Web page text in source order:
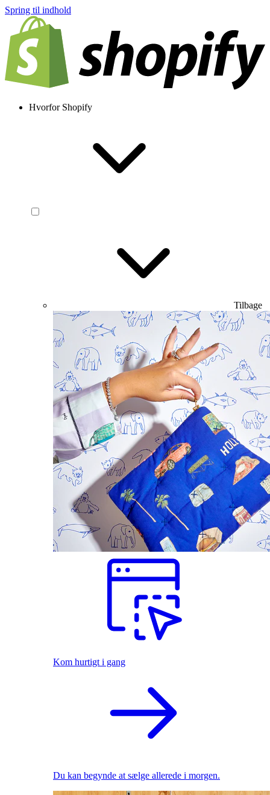
Spring til indhold
Hvorfor Shopify
Tilbage
Kom hurtigt i gang
Du kan begynde at sælge allerede i morgen.